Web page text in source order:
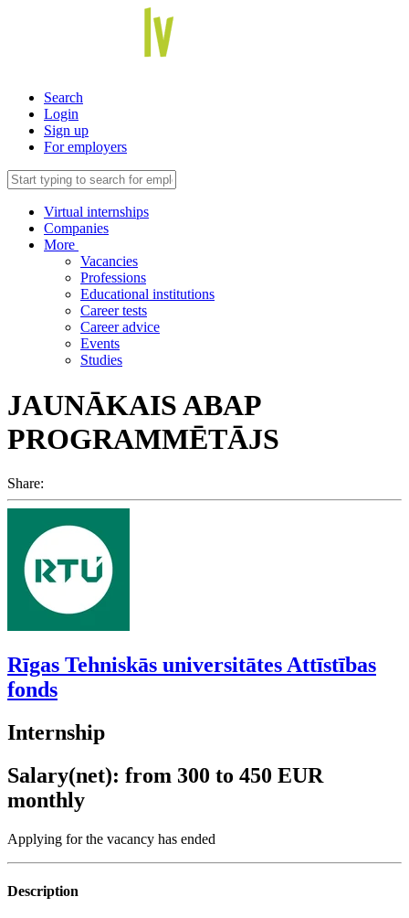
Search
Login
Sign up
For employers
Virtual internships
Companies
More
Vacancies
Professions
Educational institutions
Career tests
Career advice
Events
Studies
JAUNĀKAIS ABAP
PROGRAMMĒTĀJS
Share:
Rīgas Tehniskās universitātes Attīstības
fonds
Internship
Salary(net): from 300 to 450 EUR
monthly
Applying for the vacancy has ended
Description